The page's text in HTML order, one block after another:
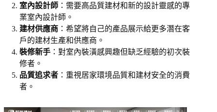
室內設計師 ：需要高品質建材和新的設計靈感的專
業室內設計師。
建材供應商 ：希望將自己的產品展示給更多潛在客
戶的建材生產和供應商。
裝修新手 ：對室內裝潢感興趣但缺乏經驗的初次裝
修者。
品質追求者 ：重視居家環境品質和建材安全的消費
者。